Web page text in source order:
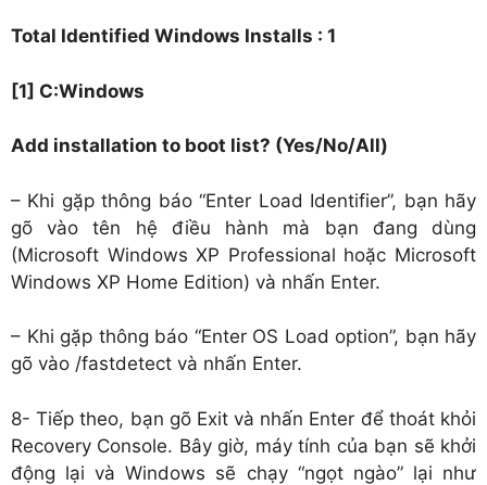
Total Identified Windows Installs : 1
[1] C:Windows
Add installation to boot list? (Yes/No/All)
– Khi gặp thông báo “Enter Load Identifier”, bạn hãy
gõ vào tên hệ điều hành mà bạn đang dùng
(Microsoft Windows XP Professional hoặc Microsoft
Windows XP Home Edition) và nhấn Enter.
– Khi gặp thông báo “Enter OS Load option”, bạn hãy
gõ vào /fastdetect và nhấn Enter.
8- Tiếp theo, bạn gõ Exit và nhấn Enter để thoát khỏi
Recovery Console. Bây giờ, máy tính của bạn sẽ khởi
động lại và Windows sẽ chạy “ngọt ngào” lại như